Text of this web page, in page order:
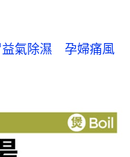
氣除濕　孕婦痛風